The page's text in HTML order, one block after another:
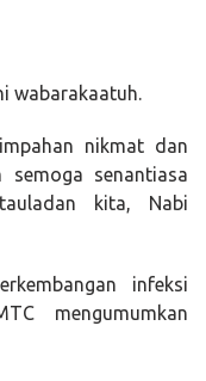
wabarakaatuh.
nikmat dan
semoga senantiasa
kita, Nabi
infeksi
mengumumkan